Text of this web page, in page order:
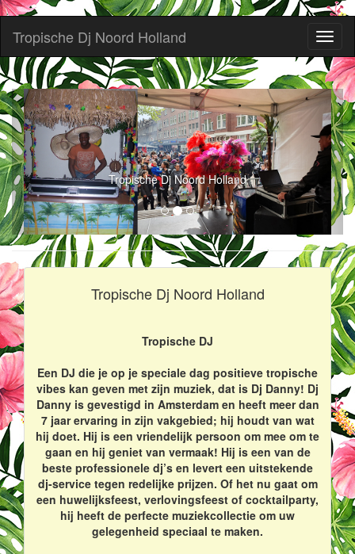
Tropische Dj Noord Holland
Tropische Dj Noord Holland
Tropische Dj Noord Holland
Tropische DJ
Een DJ die je op je speciale dag positieve tropische
vibes kan geven met zijn muziek, dat is Dj Danny! Dj
Danny is gevestigd in Amsterdam en heeft meer dan
7 jaar ervaring in zijn vakgebied; hij houdt van wat
hij doet. Hij is een vriendelijk persoon om mee om te
gaan en hij geniet van vermaak! Hij is een van de
beste professionele dj’s en levert een uitstekende
dj-service tegen redelijke prijzen. Of het nu gaat om
een huwelijksfeest, verlovingsfeest of cocktailparty,
hij heeft de perfecte muziekcollectie om uw
gelegenheid speciaal te maken.